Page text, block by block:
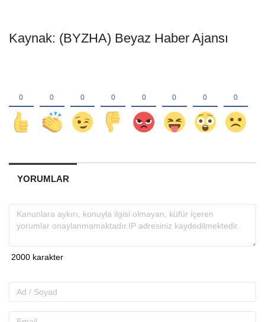
Kaynak: (BYZHA) Beyaz Haber Ajansı
YORUMLAR